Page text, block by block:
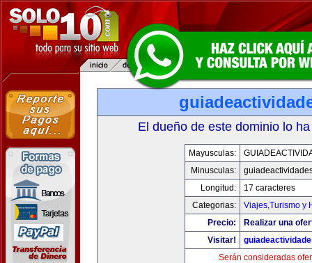
El dueño de este dominio lo
Mayusculas:
Minusculas:
Longitud:
17 caracteres
Categorias:
Viajes,Turismo y
Precio:
Realizar una
Visitar!
Serán consideradas